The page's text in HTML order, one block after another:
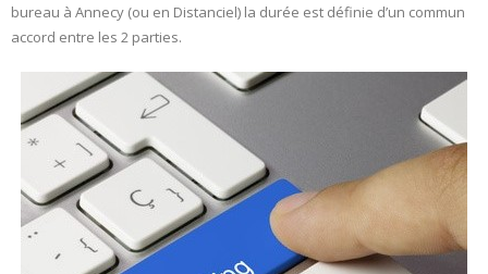
bureau à Annecy (ou en Distanciel) la durée est définie d’un commun
accord entre les 2 parties.